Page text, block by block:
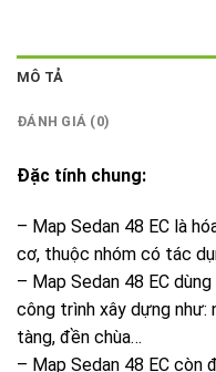
MÔ TẢ
ĐÁNH GIÁ (0)
Đặc tính chung:
– Map Sedan 48 EC là
cơ, thuộc nhóm có tác
– Map Sedan 48 EC
công trình xây dựng như:
tàng, đền chùa…
– Map Sedan 48 EC